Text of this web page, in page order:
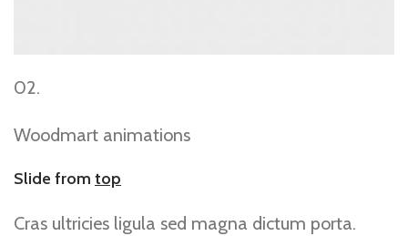
02.
Woodmart animations
Slide from top
Cras ultricies ligula sed magna dictum porta.